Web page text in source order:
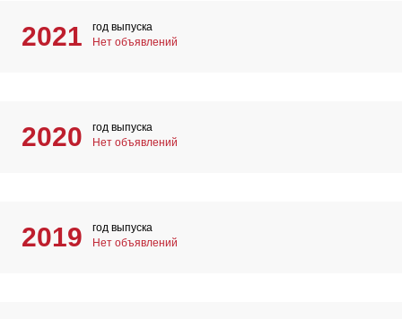
2021
год выпуска
Нет объявлений
2020
год выпуска
Нет объявлений
2019
год выпуска
Нет объявлений